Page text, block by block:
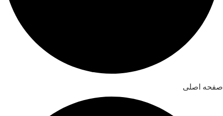
صفحه اصلی